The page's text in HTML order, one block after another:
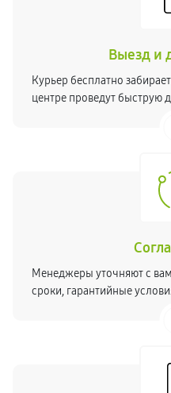
Выезд и
Курьер бесплатно
центре проведут быструю
Менеджеры уточняют с
сроки, гарантийные